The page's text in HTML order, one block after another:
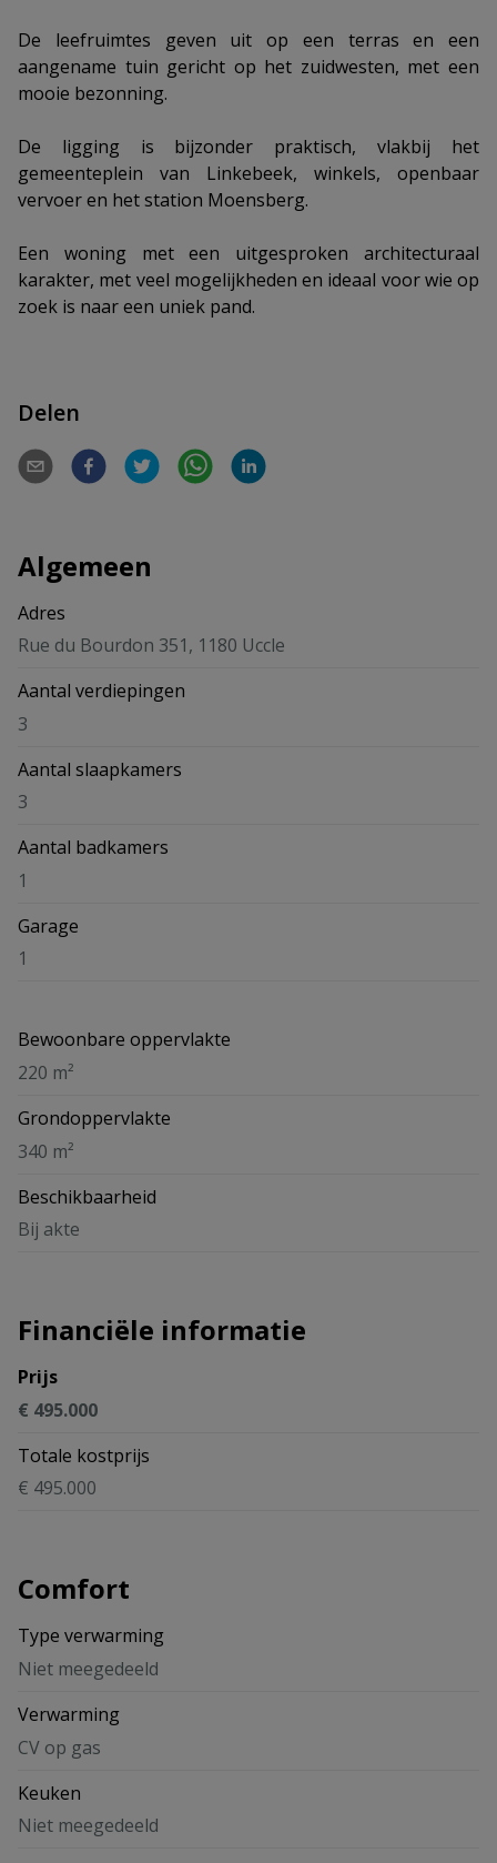
De leefruimtes geven uit op een terras en een
aangename tuin gericht op het zuidwesten, met een
mooie bezonning.
De ligging is bijzonder praktisch, vlakbij het
gemeenteplein van Linkebeek, winkels, openbaar
vervoer en het station Moensberg.
Een woning met een uitgesproken architecturaal
karakter, met veel mogelijkheden en ideaal voor wie op
zoek is naar een uniek pand.
Delen
Algemeen
Adres
Rue du Bourdon 351, 1180 Uccle
Aantal verdiepingen
3
Aantal slaapkamers
3
Aantal badkamers
1
Garage
1
Bewoonbare oppervlakte
220 m²
Grondoppervlakte
340 m²
Beschikbaarheid
Bij akte
Financiële informatie
Prijs
€ 495.000
Totale kostprijs
€ 495.000
Comfort
Type verwarming
Niet meegedeeld
Verwarming
CV op gas
Keuken
Niet meegedeeld